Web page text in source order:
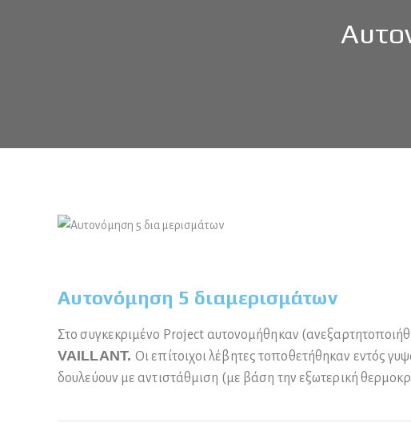
Αυτονόμηση 5 διαμερισμάτων
Στο συγκεκριμένο Project αυτονομήθηκαν
VAILLANT. Oι επίτοιχοι λέβητες τοποθετήθηκαν εντός
δουλεύουν με αντιστάθμιση (με βάση την εξωτερική